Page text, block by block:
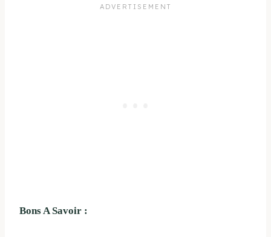
Bons A Savoir :